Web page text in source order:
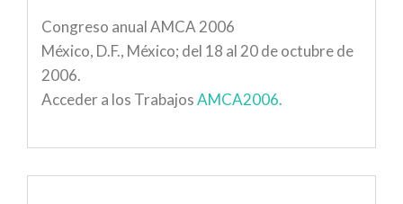
Congreso anual AMCA 2006
México, D.F., México; del 18 al 20 de octubre de
2006.
Acceder a los TrabajosAMCA2006.